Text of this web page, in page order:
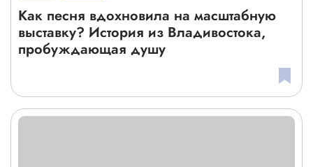
Как песня вдохновила на масштабную
выставку? История из Владивостока,
пробуждающая душу